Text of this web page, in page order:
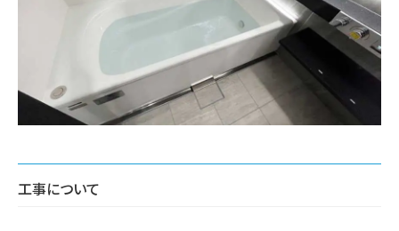
工事について